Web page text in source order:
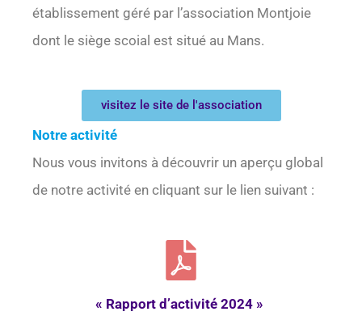
établissement géré par l’association Montjoie
dont le siège scoial est situé au Mans.
visitez le site de l'association
Notre activité
Nous vous invitons à découvrir un aperçu global
de notre activité en cliquant sur le lien suivant :
« Rapport d’activité 2024 »